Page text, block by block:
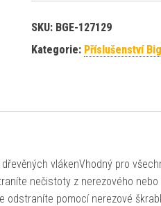
SKU: BGE-127129
Kategorie: Příslušenství
vlákenVhodný pro
nečistoty z nerezového
odstraníte pomocí nerezové